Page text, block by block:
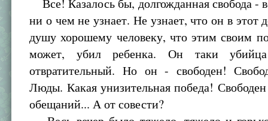
Все! Казалось бы, долгожданная свобода -
ни о чем не узнает. Не узнает, что он в этот
душу хорошему человеку, что этим своим
может, убил ребенка. Он таки
отвратительный. Но он - свободен!
Люды. Какая унизительная победа!
обещаний... А от совести?